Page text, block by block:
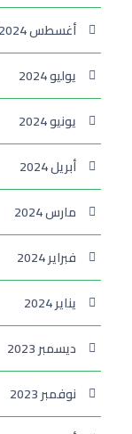
أغسطس 2024
يوليو 2024
يونيو 2024
أبريل 2024
مارس 2024
فبراير 2024
يناير 2024
ديسمبر 2023
نوفمبر 2023